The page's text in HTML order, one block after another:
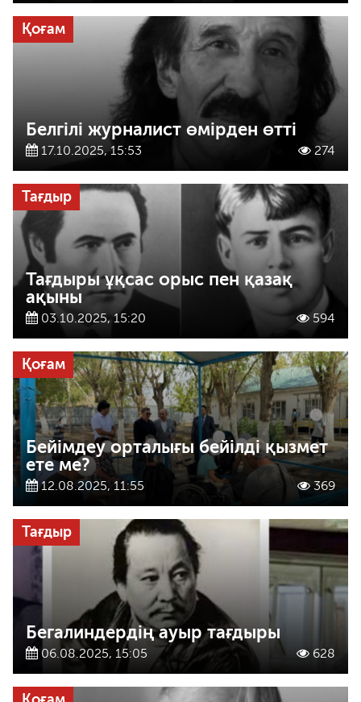
Қоғам
Белгілі журналист өмірден өтті
17.10.2025, 15:53 274
Тағдыр
Тағдыры ұқсас орыс пен қазақ
ақыны
03.10.2025, 15:20 594
Қоғам
Бейімдеу орталығы бейілді қызмет
ете ме?
12.08.2025, 11:55 369
Тағдыр
Бегалиндердің ауыр тағдыры
06.08.2025, 15:05 628